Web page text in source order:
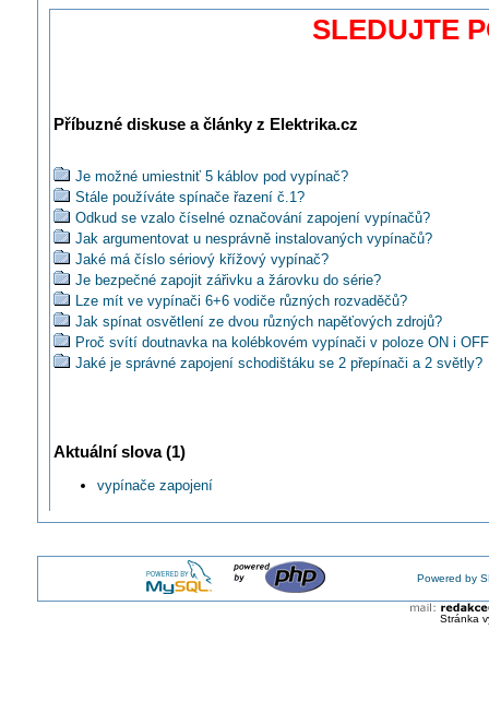
SLEDUJTE
Příbuzné diskuse a články z Elektrika.cz
Je možné umiestniť 5 káblov pod vypínač?
Stále používáte spínače řazení č.1?
Odkud se vzalo číselné označování zapojení vypínačů?
Jak argumentovat u nesprávně instalovaných vypínačů?
Jaké má číslo sériový křížový vypínač?
Je bezpečné zapojit zářivku a žárovku do série?
Lze mít ve vypínači 6+6 vodiče různých rozvaděčů?
Jak spínat osvětlení ze dvou různých napěťových zdrojů?
Proč svítí doutnavka na kolébkovém vypínači v poloze ON i
Jaké je správné zapojení schodištáku se 2 přepínači a 2 světly?
Jak osadit strojky ABB Tango do krabice KU 68 LD/1 aby
zdi?
Existuje půlený vypínač pro schodišťák (6 a 7) a normální světlo
Jak funkčně zapojit vypínač a stmívač na jeden okruh?
Jak se existence dvojitých vypínačů a přepínačů slučuje s ČSN
Jak řešíte, když na instalaci zjistíte, že přepínač č. 6,7 je
Aktuální slova (1)
vypínače zapojení
Powered by
Stránka